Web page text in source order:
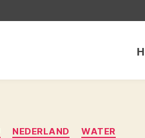
Categorieën
NEDERLAND WATER